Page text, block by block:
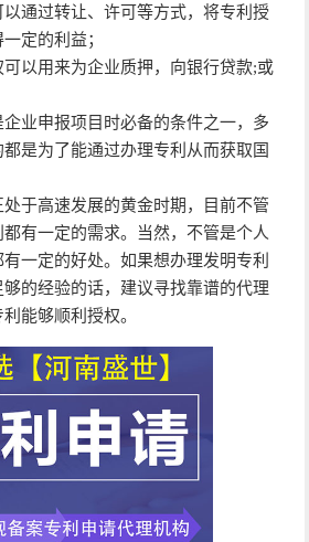
通过转让、许可等方式，将专利授
定的利益；
以用来为企业质押，向银行贷款;或
业申报项目时必备的条件之一，多
是为了能通过办理专利从而获取国
于高速发展的黄金时期，目前不管
有一定的需求。当然，不管是个人
一定的好处。如果想办理发明专利
的经验的话，建议寻找靠谱的代理
能够顺利授权。